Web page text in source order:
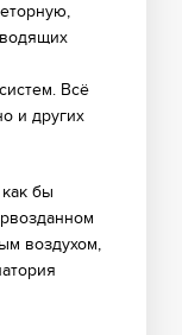
Всё
и других
бы
воздухом,